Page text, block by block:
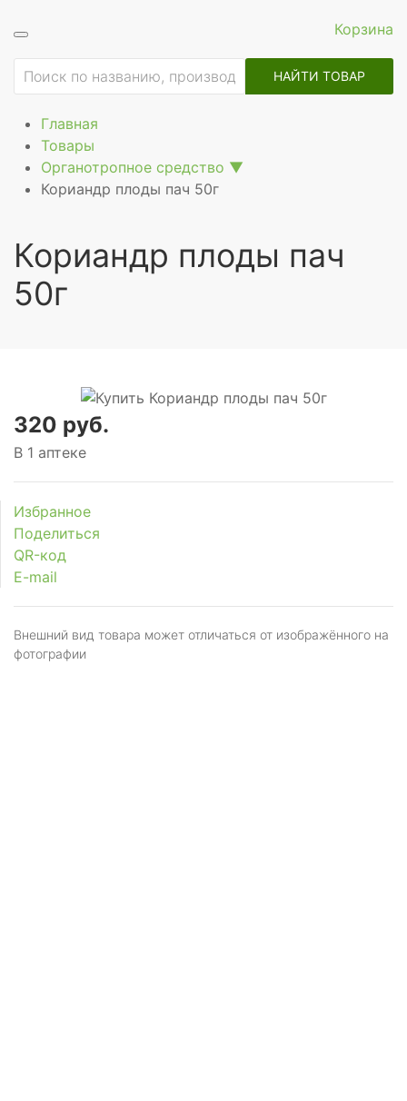
Корзина
НАЙТИ ТОВАР
Главная
Товары
Органотропное средство ▼
Кориандр плоды пач 50г
Кориандр плоды пач
50г
320 руб.
В 1 аптеке
Избранное
Поделиться
QR-код
E-mail
Внешний вид товара может отличаться от изображённого на
фотографии